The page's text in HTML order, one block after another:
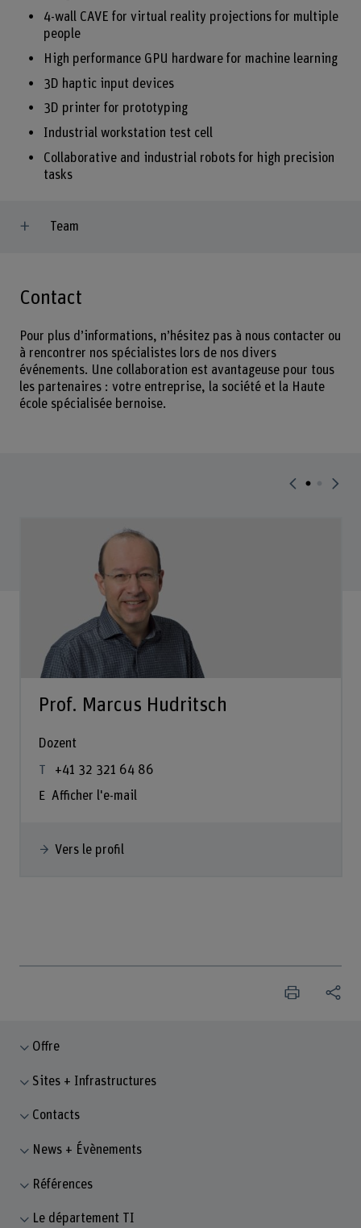
4-wall CAVE for virtual reality projections for multiple
people
High performance GPU hardware for machine learning
3D haptic input devices
3D printer for prototyping
Industrial workstation test cell
Collaborative and industrial robots for high precision
tasks
Team
Contact
Pour plus d’informations, n’hésitez pas à nous contacter ou
à rencontrer nos spécialistes lors de nos divers
événements. Une collaboration est avantageuse pour tous
les partenaires : votre entreprise, la société et la Haute
école spécialisée bernoise.
Prof. Marcus Hudritsch
Dozent
+41 32 321 64 86
Afficher l'e-mail
Vers le profil
Offre
Sites + Infrastructures
Contacts
News + Évènements
Références
Le département TI